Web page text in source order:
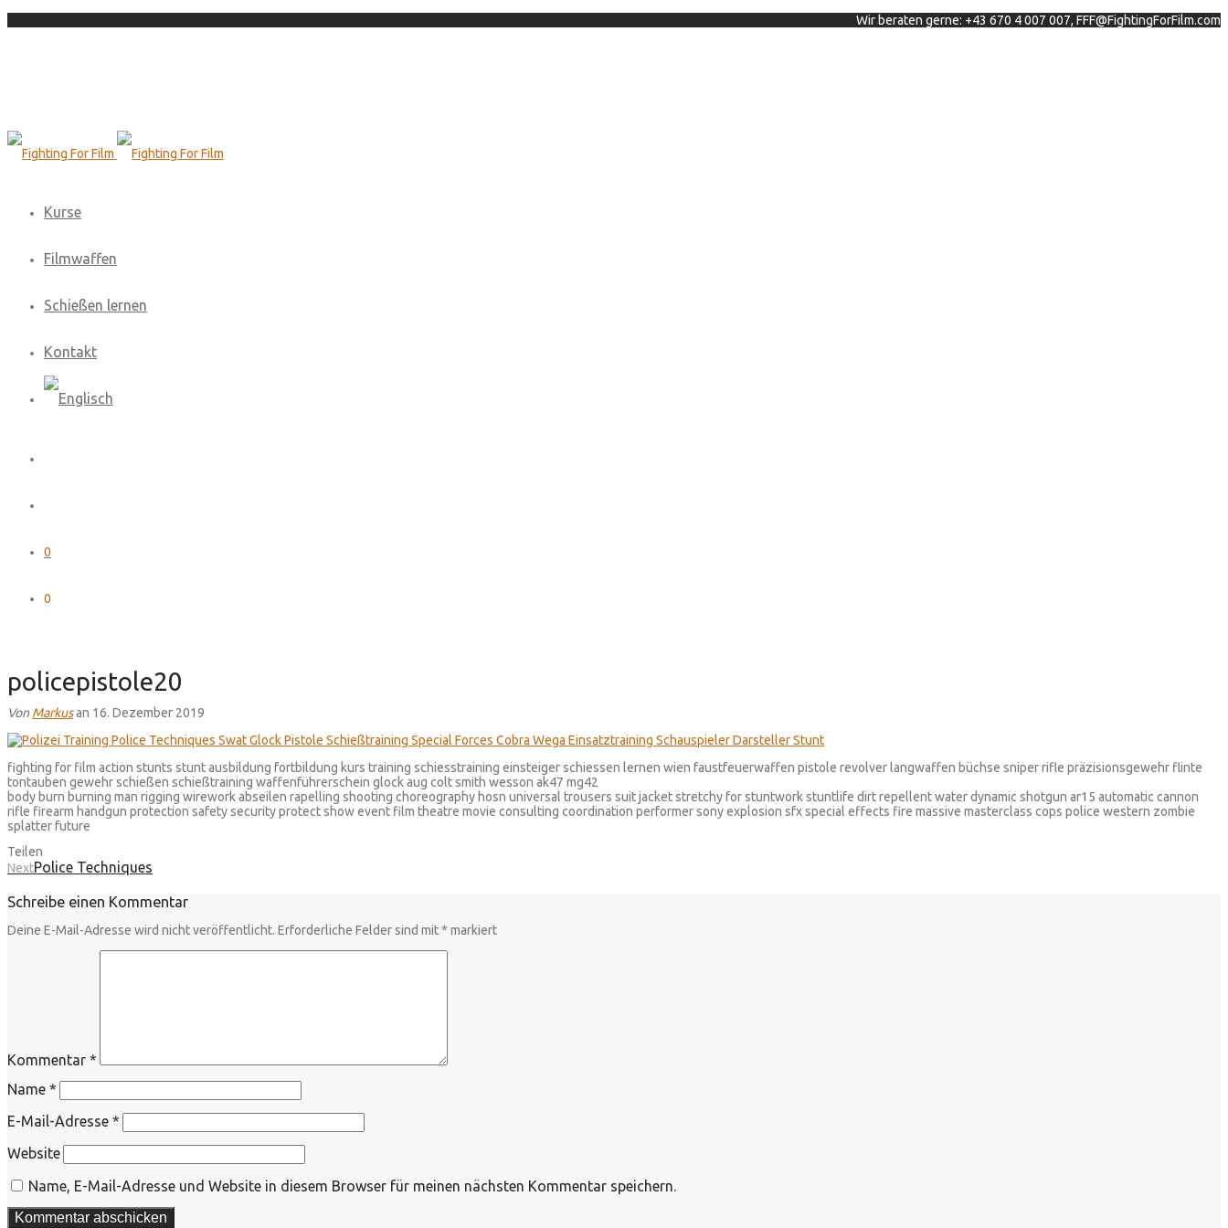
Wir beraten gerne: +43 670 4 007 007, FFF@FightingForFilm.com
Kurse
Filmwaffen
Schießen lernen
Kontakt
0
0
policepistole20
VonMarkusan 16. Dezember 2019
fighting for film action stunts stunt ausbildung fortbildung kurs training schiesstraining einsteiger schiessen lernen wien faustfeuerwaffen pistole revolver langwaffen büchse sniper rifle präzisionsgewehr flinte
tontauben gewehr schießen schießtraining waffenführerschein glock aug colt smith wesson ak47 mg42
body burn burning man rigging wirework abseilen rapelling shooting choreography hosn universal trousers suit jacket stretchy for stuntwork stuntlife dirt repellent water dynamic shotgun ar15 automatic cannon
rifle firearm handgun protection safety security protect show event film theatre movie consulting coordination performer sony explosion sfx special effects fire massive masterclass cops police western zombie
splatter future
Teilen
NextPolice Techniques
Schreibe einen Kommentar
Deine E-Mail-Adresse wird nicht veröffentlicht. Erforderliche Felder sind mit* markiert
Kommentar *
Name *
E-Mail-Adresse *
Website
Name, E-Mail-Adresse und Website in diesem Browser für meinen nächsten Kommentar speichern.